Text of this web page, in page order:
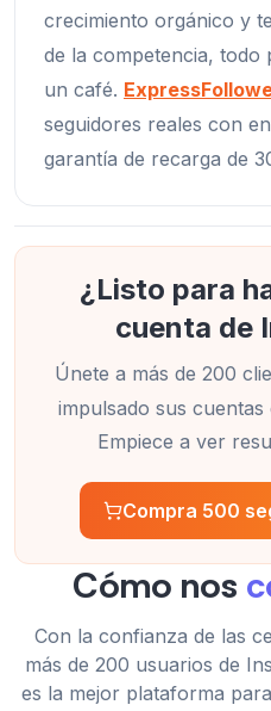
crecimiento orgánico y
de la competencia, todo
un café.
seguidores reales con
garantía de recarga de
¿Listo para
cuenta de
Únete a más de 200
impulsado sus
Empiece a ver
Compra 500
Cómo nos
Con la confianza de las
más de 200 usuarios de
es la mejor plataforma para